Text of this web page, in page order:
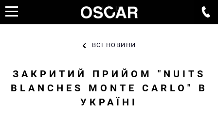
RU UA
ВСІ НОВИНИ
ЗАКРИТИЙ ПРИЙОМ "NUITS
BLANCHES MONTE CARLO" В
УКРАЇНІ